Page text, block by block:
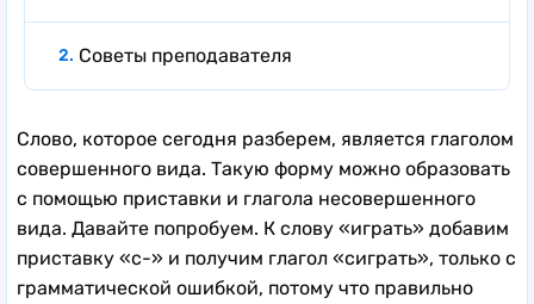
Советы преподавателя
Слово, которое сегодня разберем, является глаголом
совершенного вида. Такую форму можно образовать
с помощью приставки и глагола несовершенного
вида. Давайте попробуем. К слову «играть» добавим
приставку «с-» и получим глагол «сиграть», только с
грамматической ошибкой, потому что правильно